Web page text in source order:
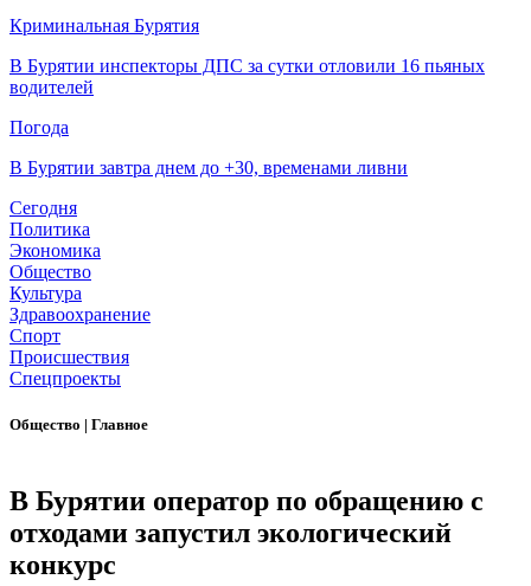
Криминальная Бурятия
В Бурятии инспекторы ДПС за сутки отловили 16 пьяных
водителей
Погода
В Бурятии завтра днем до +30, временами ливни
Сегодня
Политика
Экономика
Общество
Культура
Здравоохранение
Спорт
Происшествия
Спецпроекты
Общество | Главное
В Бурятии оператор по обращению с
отходами запустил экологический
конкурс